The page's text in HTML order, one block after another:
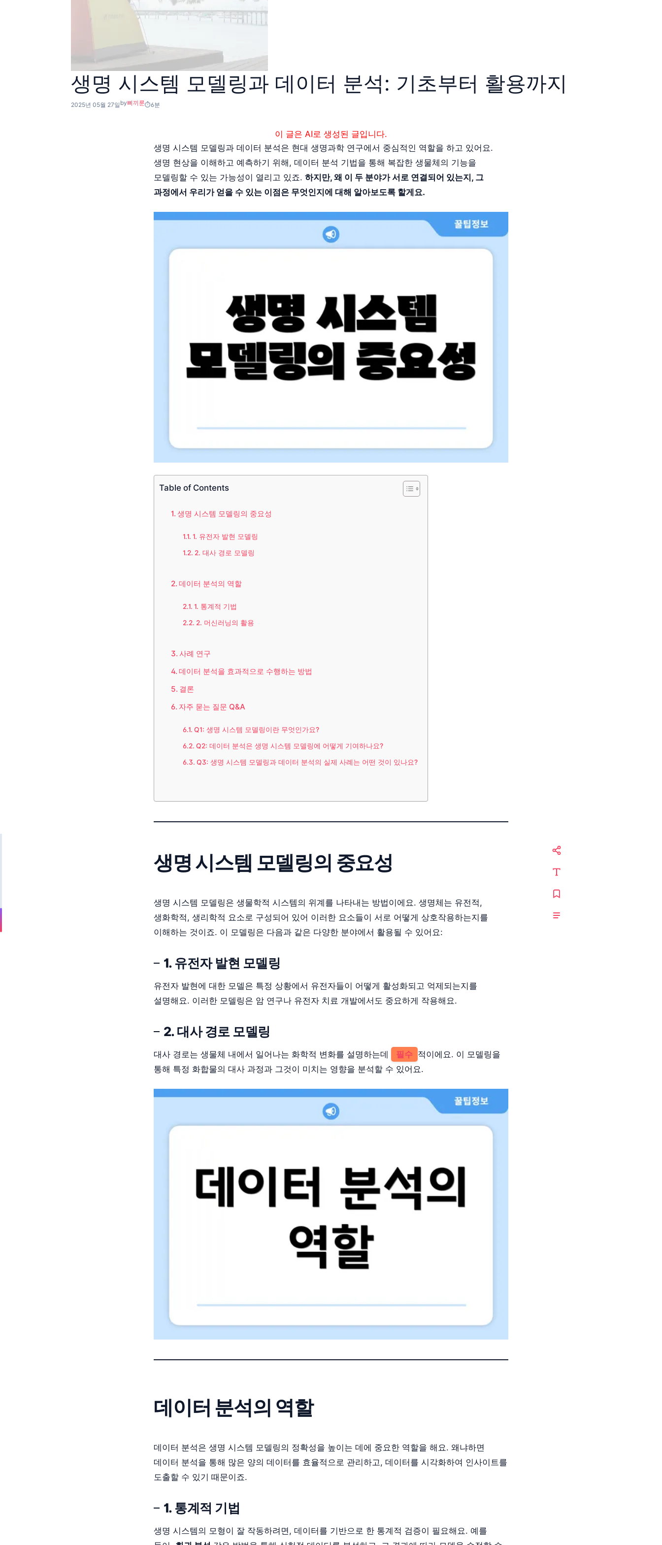
생명 시스템 모델링과 데이터 분석: 기초부터 활용까지
2025년 05월 27일 by삐끼룬 6분
이 글은 AI로 생성된 글입니다.
생명 시스템 모델링과 데이터 분석은 현대 생명과학 연구에서 중심적인 역할을 하고 있어요.
생명 현상을 이해하고 예측하기 위해, 데이터 분석 기법을 통해 복잡한 생물체의 기능을
모델링할 수 있는 가능성이 열리고 있죠. 하지만, 왜 이 두 분야가 서로 연결되어 있는지, 그
과정에서 우리가 얻을 수 있는 이점은 무엇인지에 대해 알아보도록 할게요.
Table of Contents
생명 시스템 모델링의 중요성
1. 유전자 발현 모델링
2. 대사 경로 모델링
데이터 분석의 역할
1. 통계적 기법
2. 머신러닝의 활용
사례 연구
데이터 분석을 효과적으로 수행하는 방법
결론
자주 묻는 질문 Q&A
Q1: 생명 시스템 모델링이란 무엇인가요?
Q2: 데이터 분석은 생명 시스템 모델링에 어떻게 기여하나요?
Q3: 생명 시스템 모델링과 데이터 분석의 실제 사례는 어떤 것이 있나요?
생명 시스템 모델링의 중요성
생명 시스템 모델링은 생물학적 시스템의 위계를 나타내는 방법이에요. 생명체는 유전적,
생화학적, 생리학적 요소로 구성되어 있어 이러한 요소들이 서로 어떻게 상호작용하는지를
이해하는 것이죠. 이 모델링은 다음과 같은 다양한 분야에서 활용될 수 있어요:
1. 유전자 발현 모델링
유전자 발현에 대한 모델은 특정 상황에서 유전자들이 어떻게 활성화되고 억제되는지를
설명해요. 이러한 모델링은 암 연구나 유전자 치료 개발에서도 중요하게 작용해요.
2. 대사 경로 모델링
대사 경로는 생물체 내에서 일어나는 화학적 변화를 설명하는데 필수 적이에요. 이 모델링을
통해 특정 화합물의 대사 과정과 그것이 미치는 영향을 분석할 수 있어요.
데이터 분석의 역할
데이터 분석은 생명 시스템 모델링의 정확성을 높이는 데에 중요한 역할을 해요. 왜냐하면
데이터 분석을 통해 많은 양의 데이터를 효율적으로 관리하고, 데이터를 시각화하여 인사이트를
도출할 수 있기 때문이죠.
1. 통계적 기법
생명 시스템의 모형이 잘 작동하려면, 데이터를 기반으로 한 통계적 검증이 필요해요. 예를